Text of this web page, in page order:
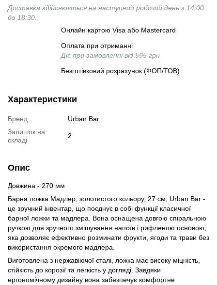
Доставка здійснюється на наступний робочий день з 14:00
до 18:30.
Онлайн картою Visa або Mastercard
Оплата при отриманні
Діє при замовленні від 595 грн
Безготівковий розрахунок (ФОП/ТОВ)
Характеристики
Бренд
Urban Bar
Залишок на
складі
2
Опис
Довжина - 270 мм
Барна ложка Мадлер, золотистого кольору, 27 см, Urban Bar -
це зручний інвентар, що поєднує в собі функції класичної
барної ложки та мадлера. Вона оснащена довгою спіральною
ручкою для зручного змішування напоїв і рифленою основою,
яка дозволяє ефективно розминати фрукти, ягоди та трави без
використання окремого мадлера.
Виготовлена з нержавіючої сталі, ложка має високу міцність,
стійкість до корозії та легкість у догляді. Завдяки
ергономічному дизайну вона забезпечує комфортне